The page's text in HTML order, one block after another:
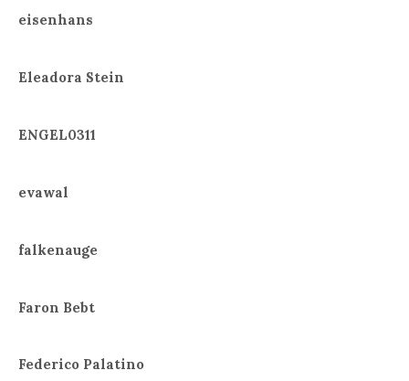
eisenhans
Eleadora Stein
ENGEL0311
evawal
falkenauge
Faron Bebt
Federico Palatino